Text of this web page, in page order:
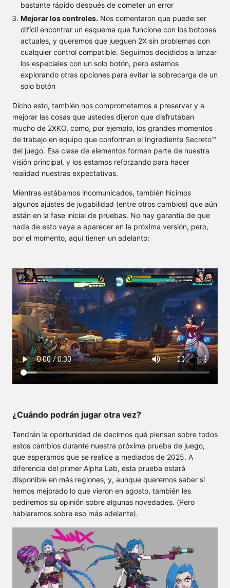
bastante rápido después de cometer un error
Mejorar los controles. Nos comentaron que puede ser
difícil encontrar un esquema que funcione con los botones
actuales, y queremos que jueguen 2X sin problemas con
cualquier control compatible. Seguimos decididos a lanzar
los especiales con un solo botón, pero estamos
explorando otras opciones para evitar la sobrecarga de un
solo botón
Dicho esto, también nos comprometemos a preservar y a
mejorar las cosas que ustedes dijeron que disfrutaban
mucho de 2XKO, como, por ejemplo, los grandes momentos
de trabajo en equipo que conforman el Ingrediente Secreto™
del juego. Esa clase de elementos forman parte de nuestra
visión principal, y los estamos reforzando para hacer
realidad nuestras expectativas.
Mientras estábamos incomunicados, también hicimos
algunos ajustes de jugabilidad (entre otros cambios) que aún
están en la fase inicial de pruebas. No hay garantía de que
nada de esto vaya a aparecer en la próxima versión, pero,
por el momento, aquí tienen un adelanto:
¿Cuándo podrán jugar otra vez?
Tendrán la oportunidad de decirnos qué piensan sobre todos
estos cambios durante nuestra próxima prueba de juego,
que esperamos que se realice a mediados de 2025. A
diferencia del primer Alpha Lab, esta prueba estará
disponible en más regiones, y, aunque queremos saber si
hemos mejorado lo que vieron en agosto, también les
pediremos su opinión sobre algunas novedades. (Pero
hablaremos sobre eso más adelante).